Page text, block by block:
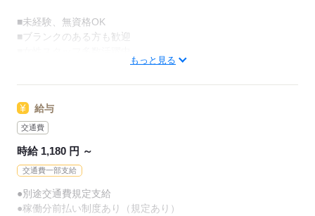
■未経験、無資格OK
■ブランクのある方も歓迎
□子育てが落ち着いてお仕事復帰を考えている方
□景気に左右されない安定した働き方を希望される方
もっと見る
給与
交通費
時給 1,180 円 ～
交通費一部支給
●別途交通費規定支給
●稼働分前払い制度あり（規定あり）